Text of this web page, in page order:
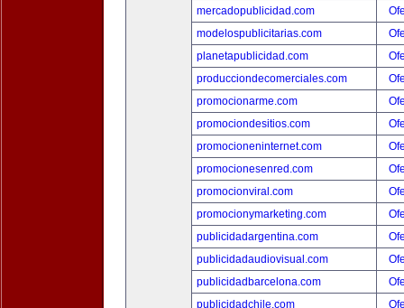
mercadopublicidad.com
modelospublicitarias.com
planetapublicidad.com
producciondecomerciales.com
promocionarme.com
promociondesitios.com
promocioneninternet.com
promocionesenred.com
promocionviral.com
promocionymarketing.com
publicidadargentina.com
publicidadaudiovisual.com
publicidadbarcelona.com
publicidadchile.com